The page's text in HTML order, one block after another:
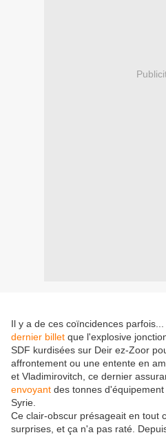
Il y a de ces coïncidences
dernier billet que l'explosive
SDF kurdisées sur Deir ez-Zoor
affrontement ou une entente en
et Vladimirovitch, ce dernier
envoyant des tonnes
Syrie.
Ce clair-obscur présageait en tout
surprises, et ça n'a pas raté.